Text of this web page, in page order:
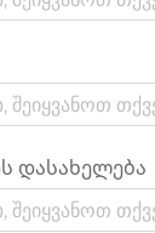
დასახელება